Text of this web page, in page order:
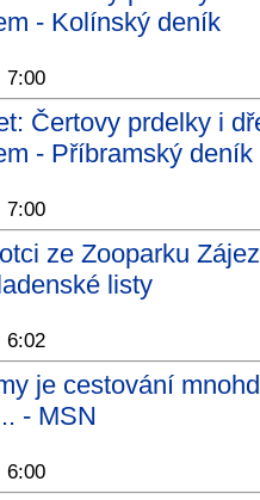
- Kolínský deník
7:00
Čertovy prdelky i
- Příbramský deník
7:00
ze Zooparku
listy
6:02
je cestování
- MSN
6:00